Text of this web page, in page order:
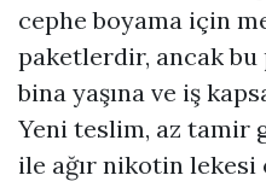
cephe boyama için
paketlerdir, ancak bu
bina yaşına ve iş
Yeni teslim, az tamir
ile ağır nikotin lekesi